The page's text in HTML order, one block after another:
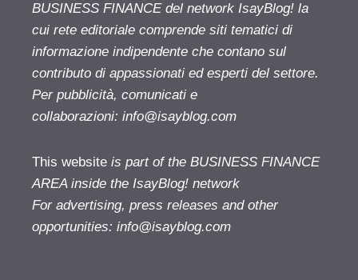
BUSINESS FINANCE del network IsayBlog! la
cui rete editoriale comprende siti tematici di
informazione indipendente che contano sul
contributo di appassionati ed esperti del settore.
Per pubblicità, comunicati e
collaborazioni: info@isayblog.com
This website is part of the BUSINESS FINANCE
AREA inside the IsayBlog! network
For advertising, press releases and other
opportunities: info@isayblog.com